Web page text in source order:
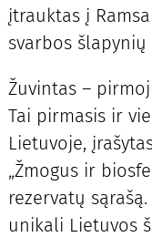
įtrauktas į
svarbos šlapynių
Žuvintas –
Tai pirmasis ir
Lietuvoje,
„Žmogus ir
rezervatų
unikali Lietuvos